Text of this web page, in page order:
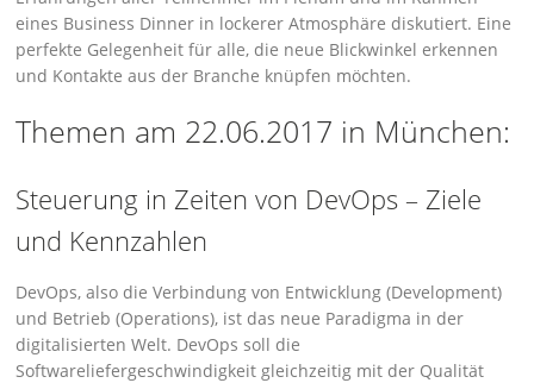
eines Business Dinner in lockerer Atmosphäre diskutiert. Eine
perfekte Gelegenheit für alle, die neue Blickwinkel erkennen
und Kontakte aus der Branche knüpfen möchten.
Themen am 22.06.2017 in München:
Steuerung in Zeiten von DevOps – Ziele
und Kennzahlen
DevOps, also die Verbindung von Entwicklung (Development)
und Betrieb (Operations), ist das neue Paradigma in der
digitalisierten Welt. DevOps soll die
Softwareliefergeschwindigkeit gleichzeitig mit der Qualität